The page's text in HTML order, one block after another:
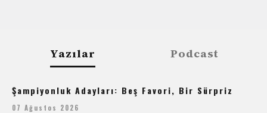
Yazılar Podcast
Şampiyonluk Adayları: Beş Favori, Bir Sürpriz
07 Ağustos 2026